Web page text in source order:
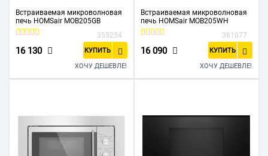
Встраиваемая микроволновая
печь HOMSair MOB205GB
355254
16 130 КУПИТЬ
ХОЧУ ДЕШЕВЛЕ!
Встраиваемая микроволновая
печь HOMSair MOB205WH
361077
16 090 КУПИТЬ
ХОЧУ ДЕШЕВЛЕ!